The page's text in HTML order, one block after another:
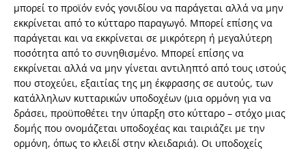
μπορεί το προϊόν ενός γονιδίου να παράγεται αλλά να μην
εκκρίνεται από το κύτταρο παραγωγό. Μπορεί επίσης να
παράγεται και να εκκρίνεται σε μικρότερη ή μεγαλύτερη
ποσότητα από το συνηθισμένο. Μπορεί επίσης να
εκκρίνεται αλλά να μην γίνεται αντιληπτό από τους ιστούς
που στοχεύει, εξαιτίας της μη έκφρασης σε αυτούς, των
κατάλληλων κυτταρικών υποδοχέων (μια ορμόνη για να
δράσει, προϋποθέτει την ύπαρξη στο κύτταρο – στόχο μιας
δομής που ονομάζεται υποδοχέας και ταιριάζει με την
ορμόνη, όπως το κλειδί στην κλειδαριά). Οι υποδοχείς